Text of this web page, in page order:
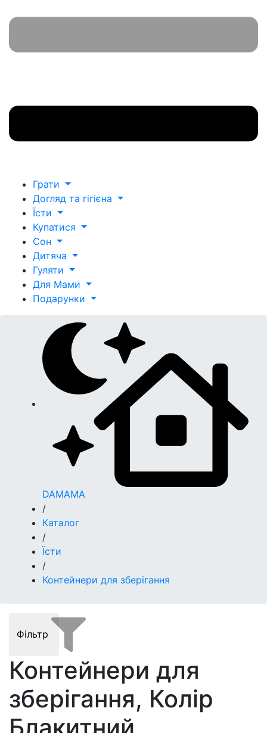
Грати
Догляд та гігієна
Їсти
Купатися
Сон
Дитяча
Гуляти
Для Мами
Подарунки
DAMAMA
/
Каталог
/
Їсти
/
Контейнери для зберігання
Фільтр
Контейнери для
зберігання, Колір